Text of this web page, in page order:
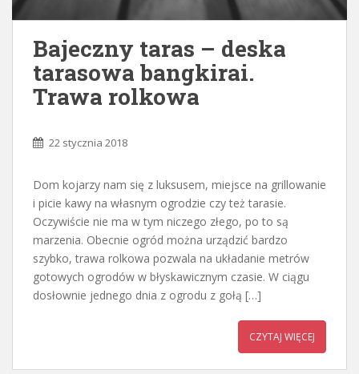
Bajeczny taras – deska
tarasowa bangkirai.
Trawa rolkowa
22 stycznia 2018
Dom kojarzy nam się z luksusem, miejsce na grillowanie
i picie kawy na własnym ogrodzie czy też tarasie.
Oczywiście nie ma w tym niczego złego, po to są
marzenia. Obecnie ogród można urządzić bardzo
szybko, trawa rolkowa pozwala na układanie metrów
gotowych ogrodów w błyskawicznym czasie. W ciągu
dosłownie jednego dnia z ogrodu z gołą […]
CZYTAJ WIĘCEJ